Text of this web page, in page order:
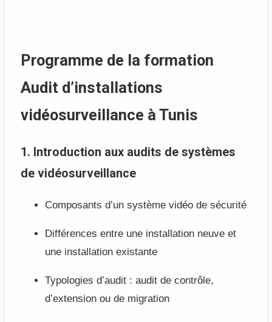
Programme de la formation
Audit d’installations
vidéosurveillance à Tunis
1. Introduction aux audits de systèmes
de vidéosurveillance
Composants d’un système vidéo de sécurité
Différences entre une installation neuve et
une installation existante
Typologies d’audit : audit de contrôle,
d’extension ou de migration